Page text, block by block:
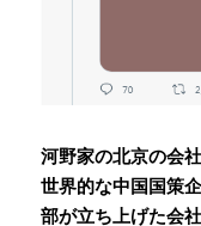
投資
ログイン/
検索
河野家の北京の会
世界的な中国国策
部が立ち上げた会